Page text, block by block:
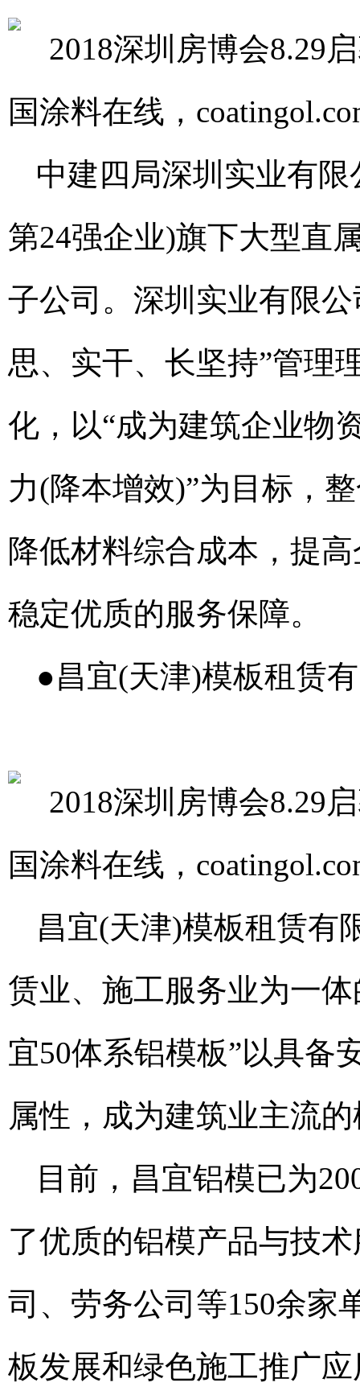
中建四局深圳实业有
第24强企业)旗下大型直
子公司。深圳实业有限
思、实干、长坚持”管理
化，以“成为建筑企业物
力(降本增效)”为目标，
降低材料综合成本，提
稳定优质的服务保障。
●昌宜(天津)模板租赁
昌宜(天津)模板租赁有
赁业、施工服务业为一
宜50体系铝模板”以具备
属性，成为建筑业主流
目前，昌宜铝模已为
了优质的铝模产品与技
司、劳务公司等150余家
板发展和绿色施工推广